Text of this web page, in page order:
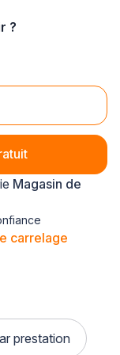
?
(44)
carrelage
prestation
Magasin de